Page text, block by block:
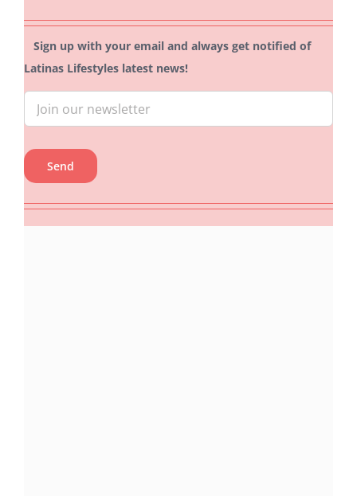
Sign up with your email and always get notified of
Latinas Lifestyles latest news!